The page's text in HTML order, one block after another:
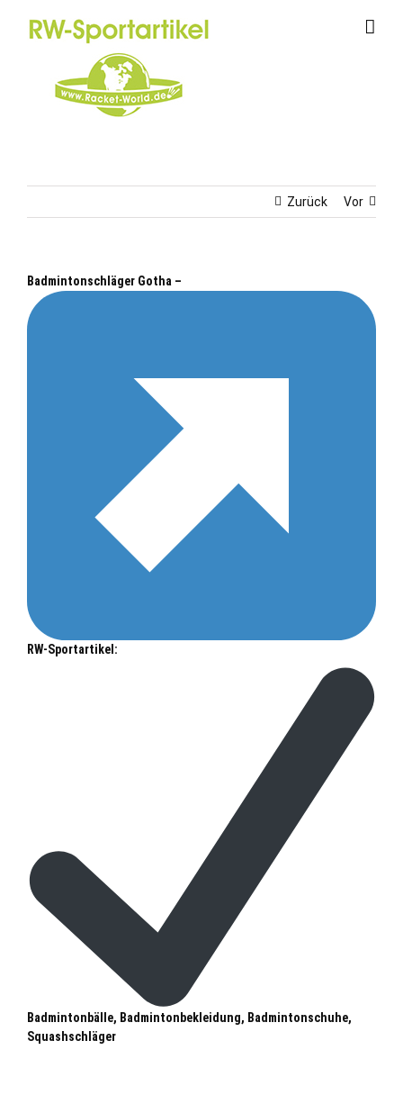
Zurück Vor
Badmintonschläger Gotha –
RW-Sportartikel:
Badmintonbälle, Badmintonbekleidung, Badmintonschuhe,
Squashschläger